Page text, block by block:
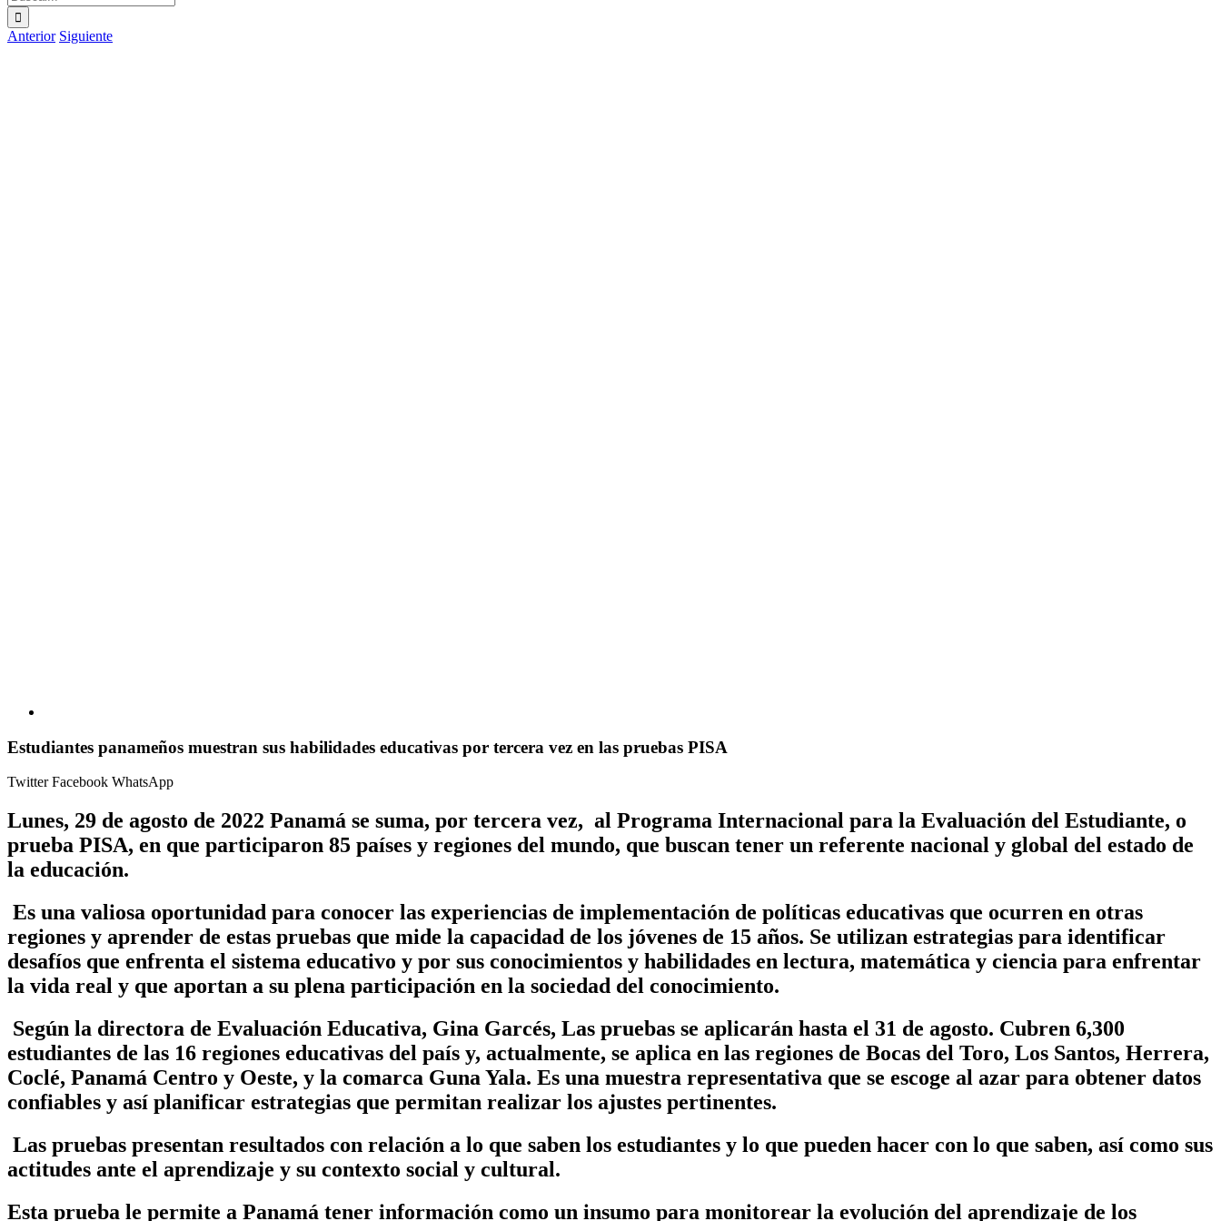
Anterior Siguiente
Estudiantes panameños muestran sus habilidades educativas por tercera vez en las pruebas PISA
TwitterFacebook WhatsApp
Lunes, 29 de agosto de 2022 Panamá se suma, por tercera vez, al Programa Internacional para la Evaluación del Estudiante, o
prueba PISA, en que participaron 85 países y regiones del mundo, que buscan tener un referente nacional y global del estado de
la educación.
Es una valiosa oportunidad para conocer las experiencias de implementación de políticas educativas que ocurren en otras
regiones y aprender de estas pruebas que mide la capacidad de los jóvenes de 15 años. Se utilizan estrategias para identificar
desafíos que enfrenta el sistema educativo y por sus conocimientos y habilidades en lectura, matemática y ciencia para enfrentar
la vida real y que aportan a su plena participación en la sociedad del conocimiento.
Según la directora de Evaluación Educativa, Gina Garcés, Las pruebas se aplicarán hasta el 31 de agosto. Cubren 6,300
estudiantes de las 16 regiones educativas del país y, actualmente, se aplica en las regiones de Bocas del Toro, Los Santos, Herrera,
Coclé, Panamá Centro y Oeste, y la comarca Guna Yala. Es una muestra representativa que se escoge al azar para obtener datos
confiables y así planificar estrategias que permitan realizar los ajustes pertinentes.
Las pruebas presentan resultados con relación a lo que saben los estudiantes y lo que pueden hacer con lo que saben, así como sus
actitudes ante el aprendizaje y su contexto social y cultural.
Esta prueba le permite a Panamá tener información como un insumo para monitorear la evolución del aprendizaje de los